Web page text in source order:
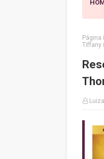
Página
Tiffany